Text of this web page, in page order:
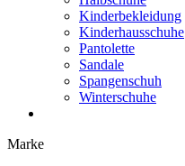
Kinderbekleidung
Kinderhausschuhe
Pantolette
Sandale
Spangenschuh
Winterschuhe
Marke